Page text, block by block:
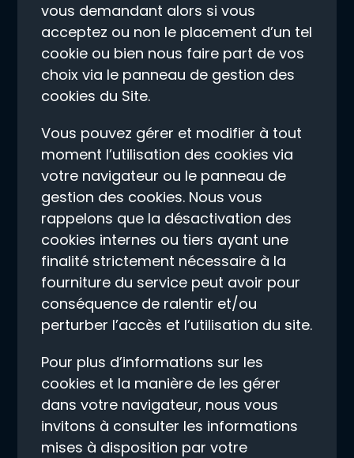
vous demandant alors si vous
acceptez ou non le placement d’un tel
cookie ou bien nous faire part de vos
choix via le panneau de gestion des
cookies du Site.
Vous pouvez gérer et modifier à tout
moment l’utilisation des cookies via
votre navigateur ou le panneau de
gestion des cookies. Nous vous
rappelons que la désactivation des
cookies internes ou tiers ayant une
finalité strictement nécessaire à la
fourniture du service peut avoir pour
conséquence de ralentir et/ou
perturber l’accès et l’utilisation du site.
Pour plus d’informations sur les
cookies et la manière de les gérer
dans votre navigateur, nous vous
invitons à consulter les informations
mises à disposition par votre